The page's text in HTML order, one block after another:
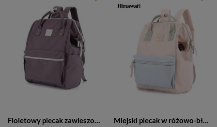
Fioletowy plecak zawieszony na regulowanych szelkach i zamykany suwakiem - Himawari Miejski plecak w różowo-błękitnym kolorze zawieszony na regulowanych szelkach - Himawari